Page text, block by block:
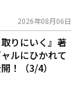
2026年08月06日
りにいく』著
ルにひかれて
！（3/4）